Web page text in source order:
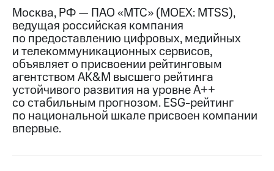
Контакты
Медиа-центр
Пресс-
релизы
МТС
о технологиях
Достижения
Интервью
Москва, РФ — ПАО «МТС» (MOEX: MTSS),
ведущая российская компания
по предоставлению цифровых, медийных
и телекоммуникационных сервисов,
объявляет о присвоении рейтинговым
агентством AK&M высшего рейтинга
устойчивого развития на уровне А++
со стабильным прогнозом. ESG-рейтинг
по национальной шкале присвоен компании
впервые.